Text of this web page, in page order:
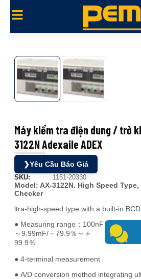
Máy kiểm tra điện dung / trở
3122N Adexaile ADEX
❯Yêu Cầu Báo Giá
SKU: 1151-20330
Model: AX-3122N. High Speed
Checker
ltra-high-speed type with a built-in
● Measuring range：100nF
～9.99mF/－79.9％～＋
99.9％
● 4-terminal measurement
● A/D conversion method integrating